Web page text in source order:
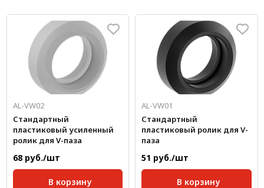
AL-VW02
Стандартный
пластиковый усиленный
ролик для V-паза
68 руб./шт
В корзину
AL-VW01
Стандартный
пластиковый ролик для V-
паза
51 руб./шт
В корзину